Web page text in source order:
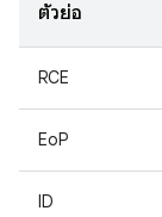
ตัวย่อ
RCE
EoP
ID